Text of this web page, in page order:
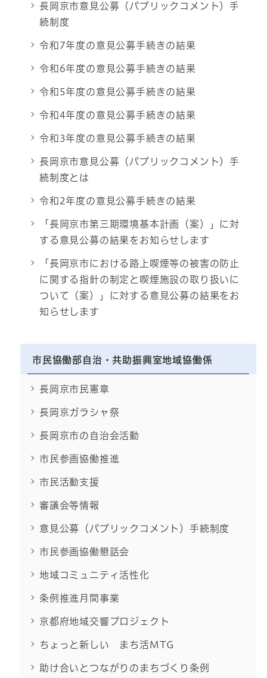
長岡京市意見公募（パブリックコメント）手
続制度
令和7年度の意見公募手続きの結果
令和6年度の意見公募手続きの結果
令和5年度の意見公募手続きの結果
令和4年度の意見公募手続きの結果
令和3年度の意見公募手続きの結果
長岡京市意見公募（パブリックコメント）手
続制度とは
令和2年度の意見公募手続きの結果
「長岡京市第三期環境基本計画（案）」に対
する意見公募の結果をお知らせします
「長岡京市における路上喫煙等の被害の防止
に関する指針の制定と喫煙施設の取り扱いに
ついて（案）」に対する意見公募の結果をお
知らせします
市民協働部自治・共助振興室地域協働係
長岡京市民憲章
長岡京ガラシャ祭
長岡京市の自治会活動
市民参画協働推進
市民活動支援
審議会等情報
意見公募（パブリックコメント）手続制度
市民参画協働懇話会
地域コミュニティ活性化
条例推進月間事業
京都府地域交響プロジェクト
ちょっと新しい まち活MTG
助け合いとつながりのまちづくり条例